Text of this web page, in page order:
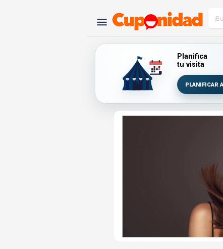
Planifica
tu visita
PLANIFICAR